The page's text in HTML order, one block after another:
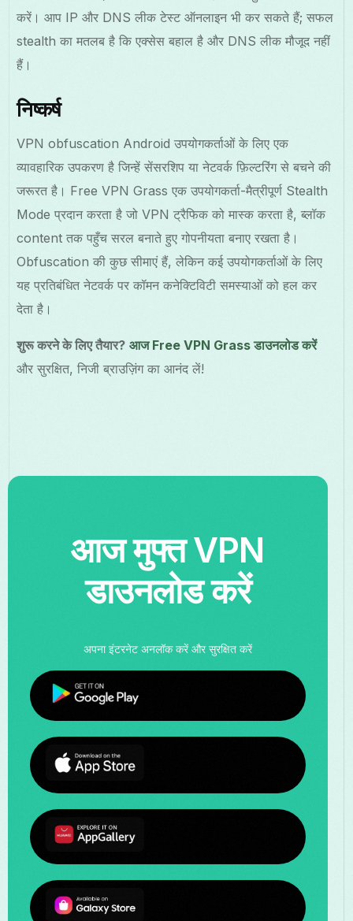
करें। आप IP और DNS लीक टेस्ट ऑनलाइन भी कर सकते हैं; सफल
stealth का मतलब है कि एक्सेस बहाल है और DNS लीक मौजूद नहीं
हैं।
निष्कर्ष
VPN obfuscation Android उपयोगकर्ताओं के लिए एक
व्यावहारिक उपकरण है जिन्हें सेंसरशिप या नेटवर्क फ़िल्टरिंग से बचने की
जरूरत है। Free VPN Grass एक उपयोगकर्ता-मैत्रीपूर्ण Stealth
Mode प्रदान करता है जो VPN ट्रैफिक को मास्क करता है, ब्लॉक
content तक पहुँच सरल बनाते हुए गोपनीयता बनाए रखता है।
Obfuscation की कुछ सीमाएं हैं, लेकिन कई उपयोगकर्ताओं के लिए
यह प्रतिबंधित नेटवर्क पर कॉमन कनेक्टिविटी समस्याओं को हल कर
देता है।
शुरू करने के लिए तैयार? आज Free VPN Grass डाउनलोड करें
और सुरक्षित, निजी ब्राउज़िंग का आनंद लें!
आज मुफ्त VPN
डाउनलोड करें
अपना इंटरनेट अनलॉक करें और सुरक्षित करें